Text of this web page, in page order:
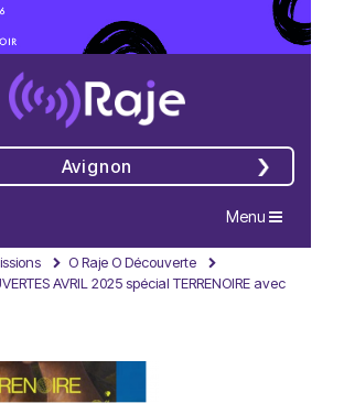
Avignon
Navigation
Menu
O Raje O Découverte
AVRIL 2025 spécial TERRENOIRE avec